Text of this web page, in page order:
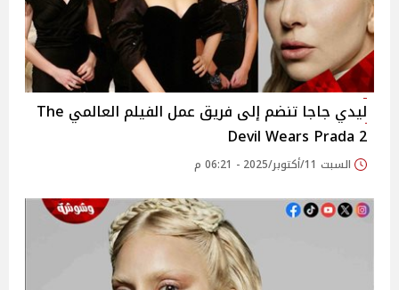
ليدي جاجا تنضم إلى فريق عمل الفيلم العالمي The
Devil Wears Prada 2
السبت 11/أكتوبر/2025 - 06:21 م